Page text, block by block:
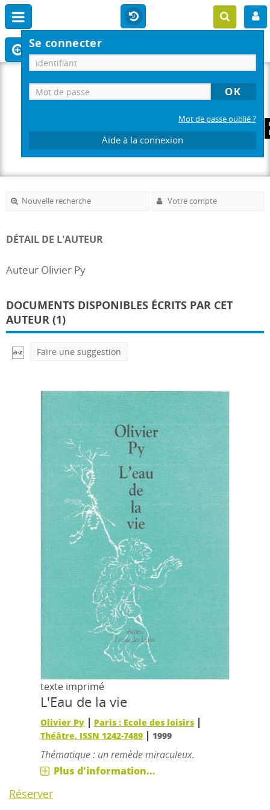
Se connecter
Mot de passe oublié ?
Aide à la connexion
Nouvelle recherche Votre compte
DÉTAIL DE L'AUTEUR
Auteur Olivier Py
DOCUMENTS DISPONIBLES ÉCRITS PAR CET
AUTEUR (1)
Faire une suggestion
texte imprimé
L'Eau de la vie
Olivier Py | Paris : Ecole des loisirs |
Théâtre, ISSN 1242-7489 | 1999
Thématique : un remède miraculeux.
Plus d'information...
Réserver